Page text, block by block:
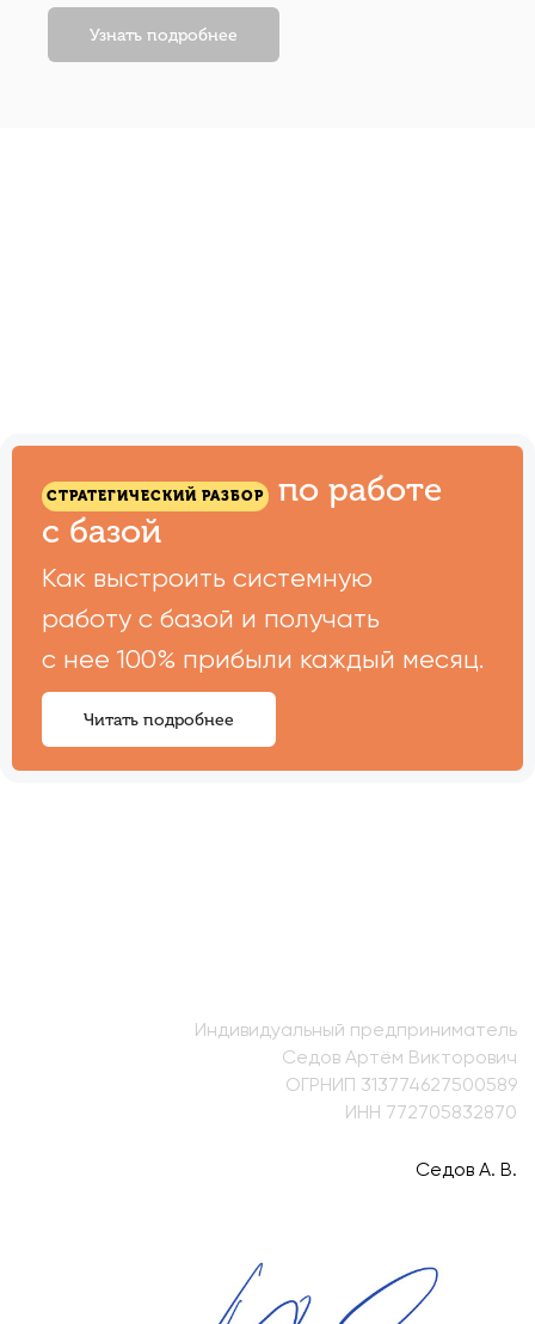
Узнать подробнее
СТРАТЕГИЧЕСКИЙ РАЗБОР
по работе
с базой
Как выстроить системную
работу с базой и получать
с нее 100% прибыли каждый месяц.
Читать подробнее
Индивидуальный предприниматель
Седов Артём Викторович
ОГРНИП 313774627500589
ИНН 772705832870
Седов А. В.